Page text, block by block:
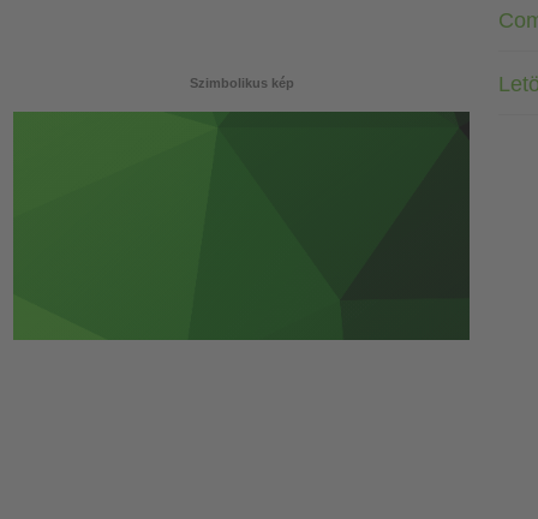
Szimbolikus kép